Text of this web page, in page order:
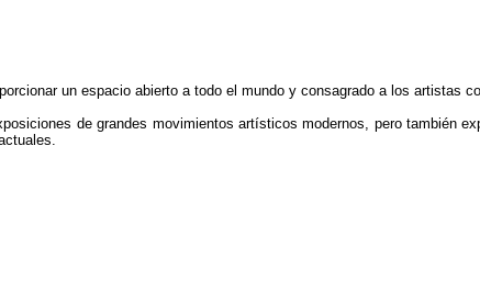
un espacio abierto a todo el mundo y consagrado a los artistas
de grandes movimientos artísticos modernos, pero también